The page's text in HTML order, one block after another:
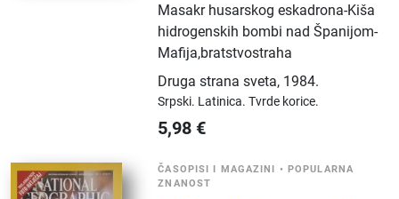
Masakr husarskog eskadrona-Kiša
hidrogenskih bombi nad Španijom-
Mafija,bratstvostraha
Druga strana sveta, 1984.
Srpski. Latinica.Tvrde korice.
5,98 €
ČASOPISI I MAGAZINI • POPULARNA
ZNANOST